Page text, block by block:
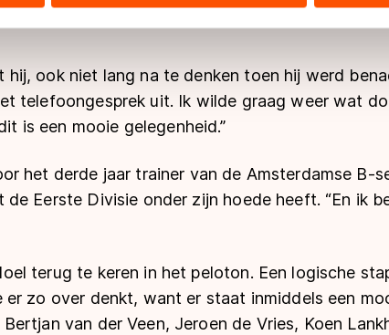
gegevens doorgeven aan landen buiten de EU,
volgens de GDPR. Door op ‘Toestaan’ te klikken, stemt
hij, ook niet lang na te denken toen hij werd
telefoongesprek uit. Ik wilde graag weer wat
is een mooie gelegenheid.”
het derde jaar trainer van de Amsterdamse B-
de Eerste Divisie onder zijn hoede heeft. “En ik
terug te keren in het peloton. Een logische
er zo over denkt, want er staat inmiddels een
van der Veen, Jeroen de Vries, Koen